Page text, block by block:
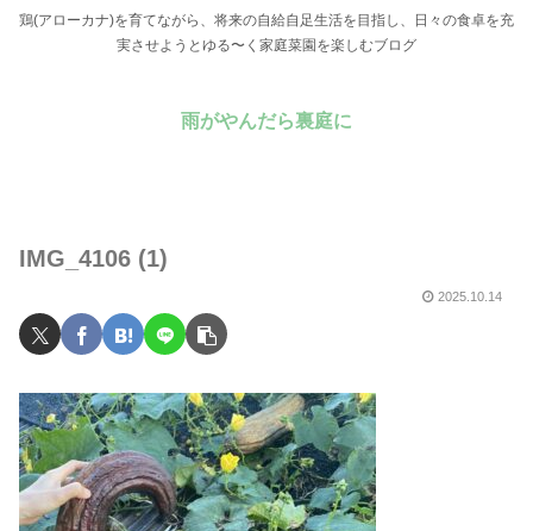
鶏(アローカナ)を育てながら、将来の自給自足生活を目指し、日々の食卓を充
実させようとゆる〜く家庭菜園を楽しむブログ
雨がやんだら裏庭に
IMG_4106 (1)
2025.10.14